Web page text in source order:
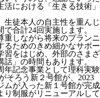
における「生きる技術」
徒本人の自主性を重んじ
合計24回実施します。
しながら将来のプランニ
るためのきめ細かなサポー
習をはじめ、外部のさまざ
」の時間もあります。
年記念事業として理科実験
そろう新２号館が、2023
ムが入った新１号館が完成
り制服がリニューアルして